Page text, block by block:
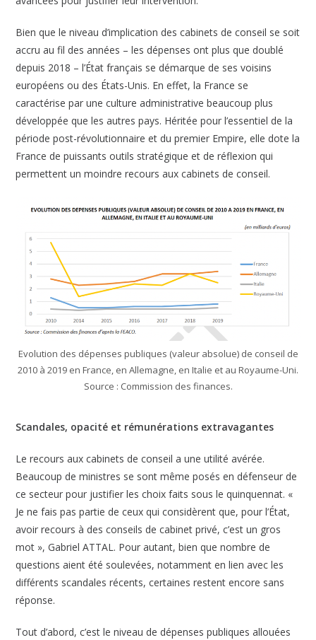
Bien que le niveau d’implication des cabinets de conseil se soit
accru au fil des années – les dépenses ont plus que doublé
depuis 2018 – l’État français se démarque de ses voisins
européens ou des États-Unis. En effet, la France se
caractérise par une culture administrative beaucoup plus
développée que les autres pays. Héritée pour l’essentiel de la
période post-révolutionnaire et du premier Empire, elle dote la
France de puissants outils stratégique et de réflexion qui
permettent un moindre recours aux cabinets de conseil.
Evolution des dépenses publiques (valeur absolue) de conseil de
2010 à 2019 en France, en Allemagne, en Italie et au Royaume-Uni.
Source : Commission des finances.
Scandales, opacité et rémunérations extravagantes
Le recours aux cabinets de conseil a une utilité avérée.
Beaucoup de ministres se sont même posés en défenseur de
ce secteur pour justifier les choix faits sous le quinquennat. «
Je ne fais pas partie de ceux qui considèrent que, pour l’État,
avoir recours à des conseils de cabinet privé, c’est un gros
mot », Gabriel ATTAL. Pour autant, bien que nombre de
questions aient été soulevées, notamment en lien avec les
différents scandales récents, certaines restent encore sans
réponse.
Tout d’abord, c’est le niveau de dépenses publiques allouées